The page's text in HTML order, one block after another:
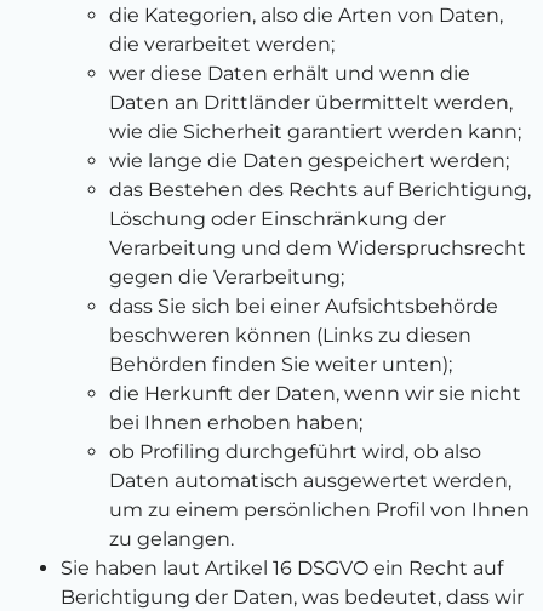
die Kategorien, also die Arten von Daten,
die verarbeitet werden;
wer diese Daten erhält und wenn die
Daten an Drittländer übermittelt werden,
wie die Sicherheit garantiert werden kann;
wie lange die Daten gespeichert werden;
das Bestehen des Rechts auf Berichtigung,
Löschung oder Einschränkung der
Verarbeitung und dem Widerspruchsrecht
gegen die Verarbeitung;
dass Sie sich bei einer Aufsichtsbehörde
beschweren können (Links zu diesen
Behörden finden Sie weiter unten);
die Herkunft der Daten, wenn wir sie nicht
bei Ihnen erhoben haben;
ob Profiling durchgeführt wird, ob also
Daten automatisch ausgewertet werden,
um zu einem persönlichen Profil von Ihnen
zu gelangen.
Sie haben laut Artikel 16 DSGVO ein Recht auf
Berichtigung der Daten, was bedeutet, dass wir